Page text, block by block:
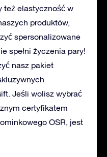
też elastyczność w
produktów,
spersonalizowane
spełni życzenia pary!
nasz pakiet
Jeśli wolisz wybrać
certyfikatem
OSR, jest